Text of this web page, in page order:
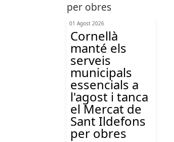
01 Agost 2026
Cornellà
manté els
serveis
municipals
essencials a
l'agost i tanca
el Mercat de
Sant Ildefons
per obres